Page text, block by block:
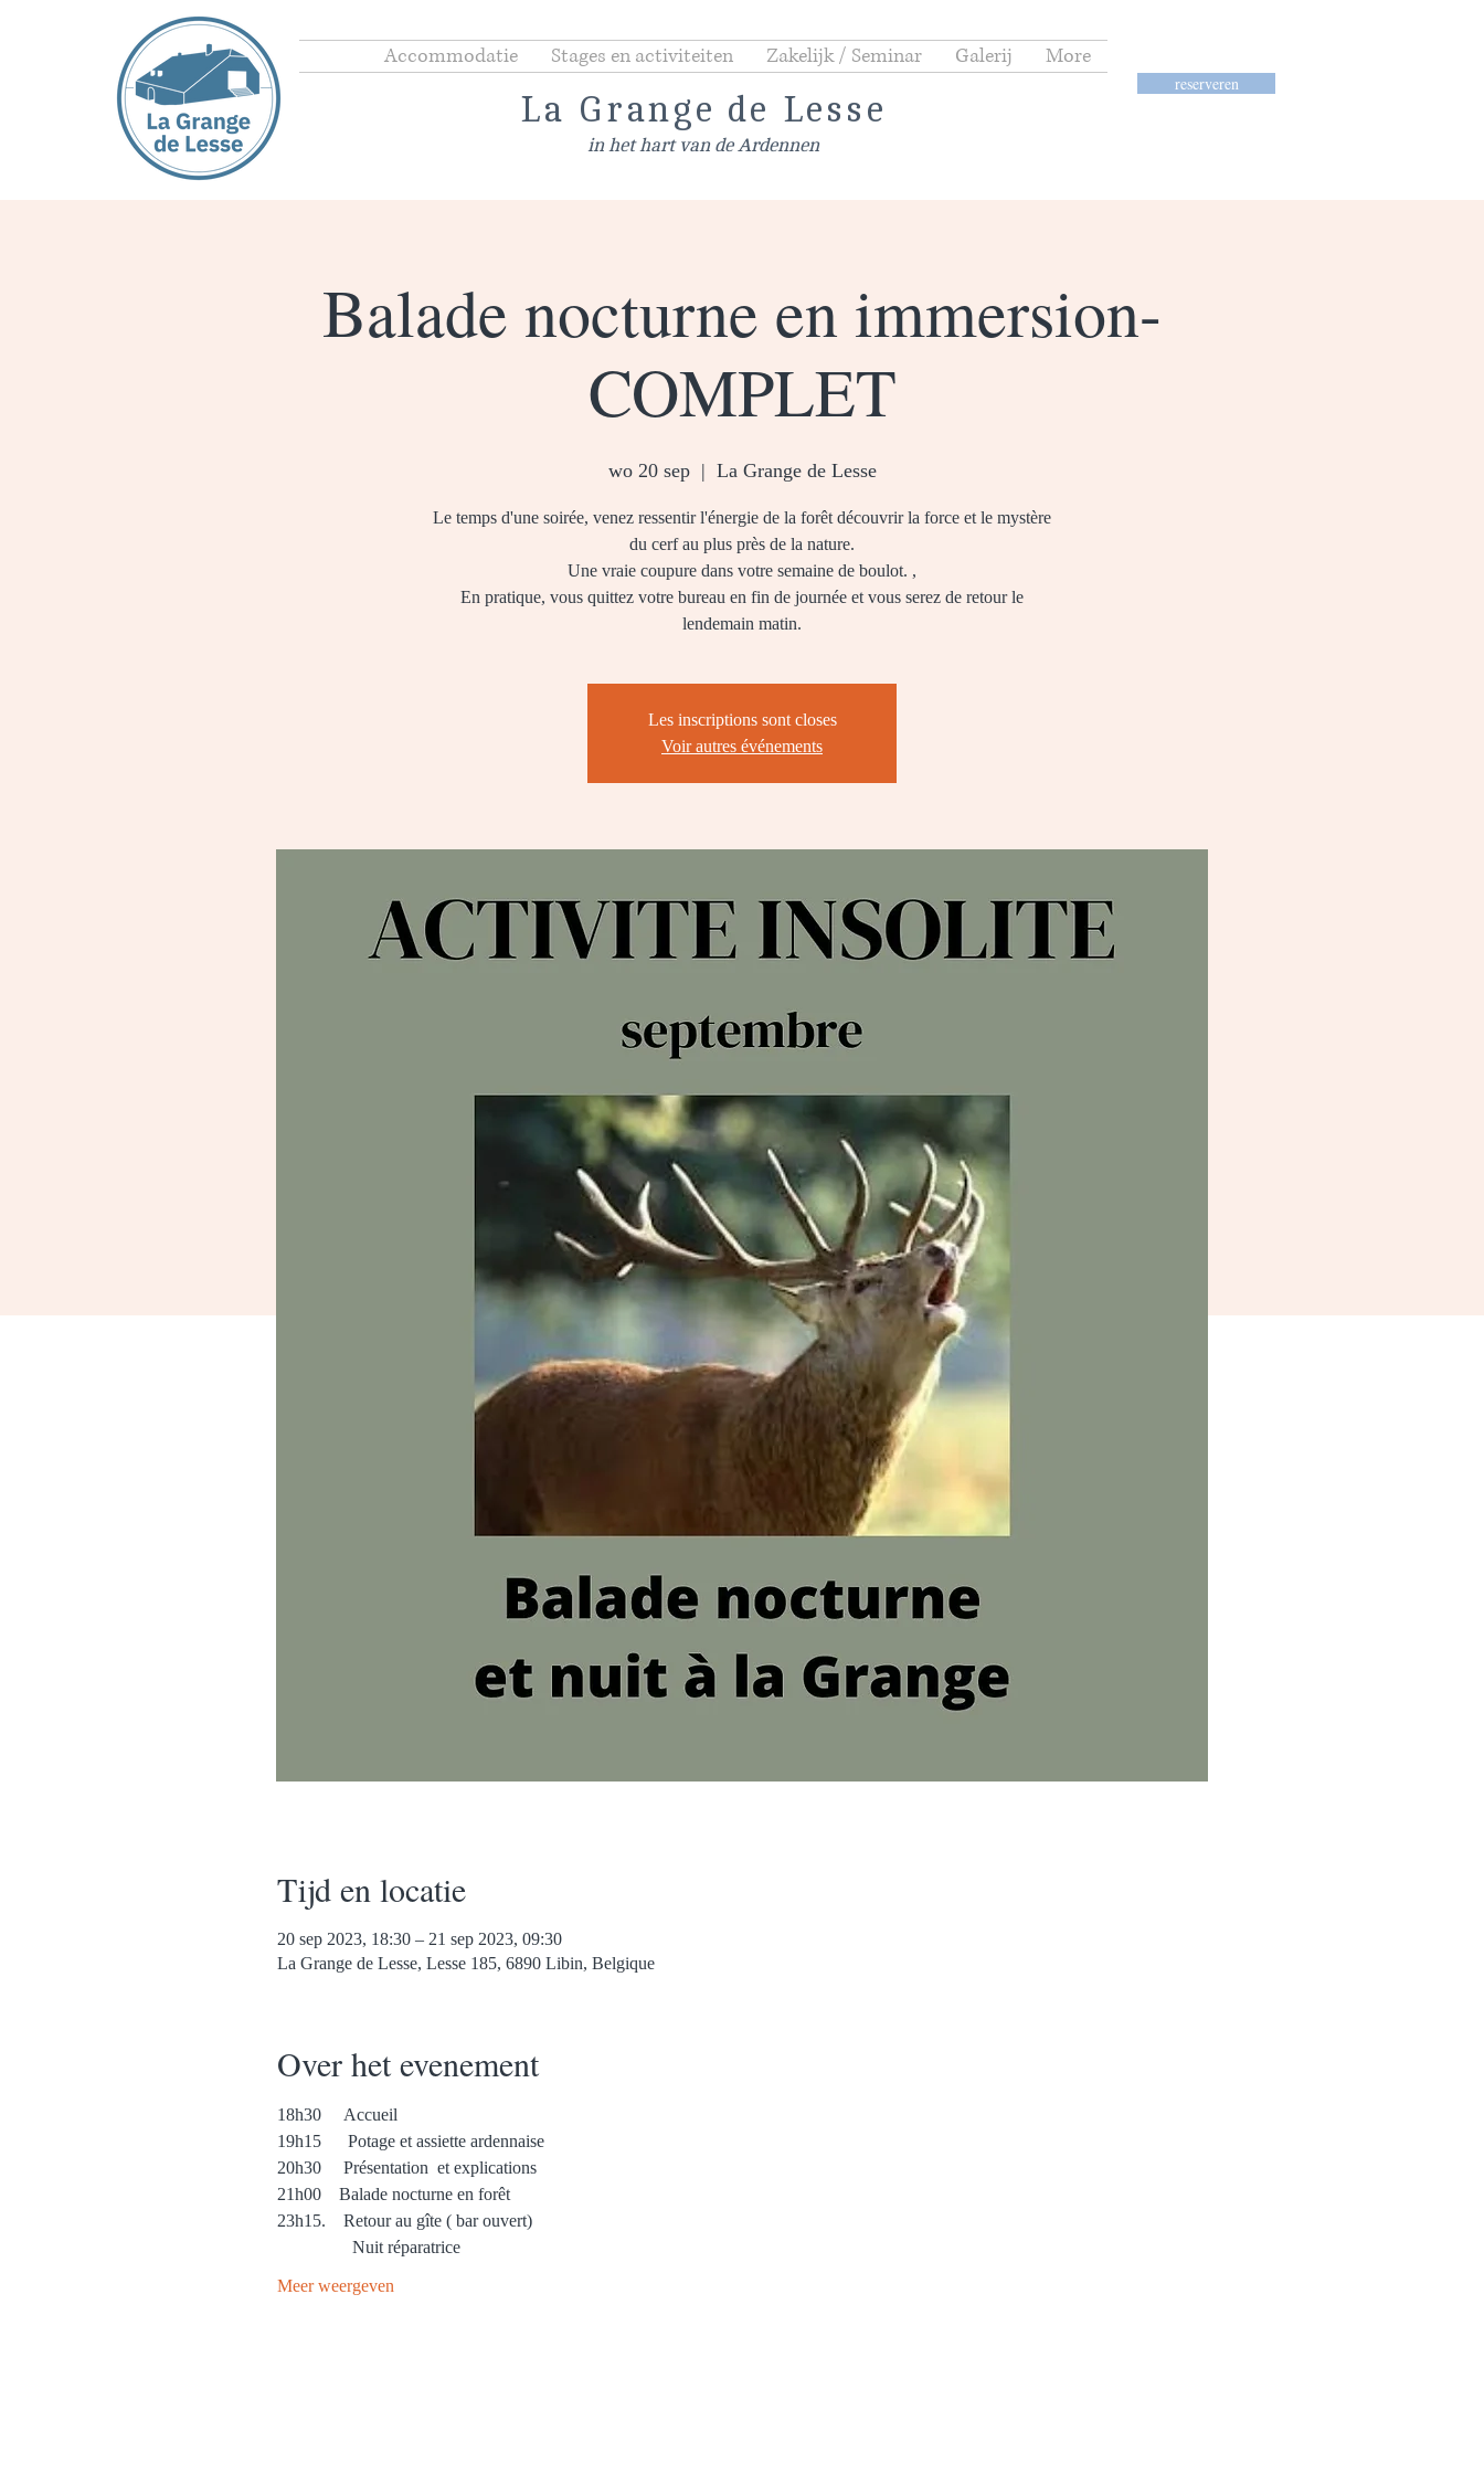
Accommodatie Stages en activiteiten Zakelijk / Seminar Galerij More
La Grange de Lesse
in het hart van de Ardennen
reserveren
Balade nocturne en immersion-
COMPLET
wo 20 sep
  |
La Grange de Lesse
Le temps d'une soirée, venez ressentir l'énergie de la forêt découvrir la force et le mystère
du cerf au plus près de la nature.
Une vraie coupure dans votre semaine de boulot. ,
En pratique, vous quittez votre bureau en fin de journée et vous serez de retour le
lendemain matin.
Les inscriptions sont closes
Voir autres événements
Tijd en locatie
20 sep 2023, 18:30 – 21 sep 2023, 09:30
La Grange de Lesse, Lesse 185, 6890 Libin, Belgique
Over het evenement
18h30     Accueil
19h15      Potage et assiette ardennaise
20h30     Présentation  et explications
21h00    Balade nocturne en forêt
23h15.    Retour au gîte ( bar ouvert)
Nuit réparatrice
Meer weergeven